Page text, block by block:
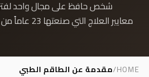
شخص حافظ على مجال واحد
معايير العلاج التي صنعتها 23 عاماً من الخبرة السريرية.
HOME
/مقدمة عن الطاقم الطبي